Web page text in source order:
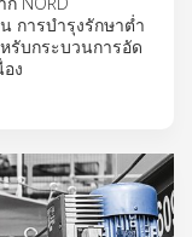
น การบำรุงรักษาต่ำ
รับกระบวนการอัด
ง